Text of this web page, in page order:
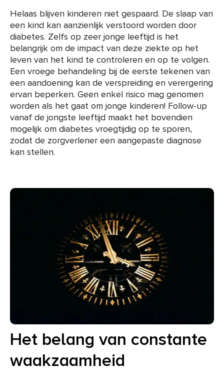
Helaas blijven kinderen niet gespaard. De slaap van
een kind kan aanzienlijk verstoord worden door
diabetes. Zelfs op zeer jonge leeftijd is het
belangrijk om de impact van deze ziekte op het
leven van het kind te controleren en op te volgen.
Een vroege behandeling bij de eerste tekenen van
een aandoening kan de verspreiding en verergering
ervan beperken. Geen enkel risico mag genomen
worden als het gaat om jonge kinderen! Follow-up
vanaf de jongste leeftijd maakt het bovendien
mogelijk om diabetes vroegtijdig op te sporen,
zodat de zorgverlener een aangepaste diagnose
kan stellen.
Het belang van constante
waakzaamheid